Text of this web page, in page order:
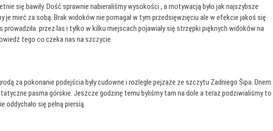
się bawiły. Dość sprawnie nabieraliśmy wysokości , a motywacją było jak najszybsze
mieć za sobą. Brak widoków nie pomagał w tym przedsięwzięciu ale w efekcie jakoś się
prowadziła przez las i tylko w kilku miejscach pojawiały się strzępki pięknych widoków na
tego co czeka nas na szczycie.
za pokonanie podejścia były cudowne i rozległe pejzaże ze szczytu Zadniego Šipa. Dnem
pasma górskie. Jeszcze godzinę temu byliśmy tam na dole a teraz podziwialiśmy to
się pełną piersią.